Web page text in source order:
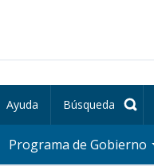
Ayuda Búsqueda
Programa de Gobierno